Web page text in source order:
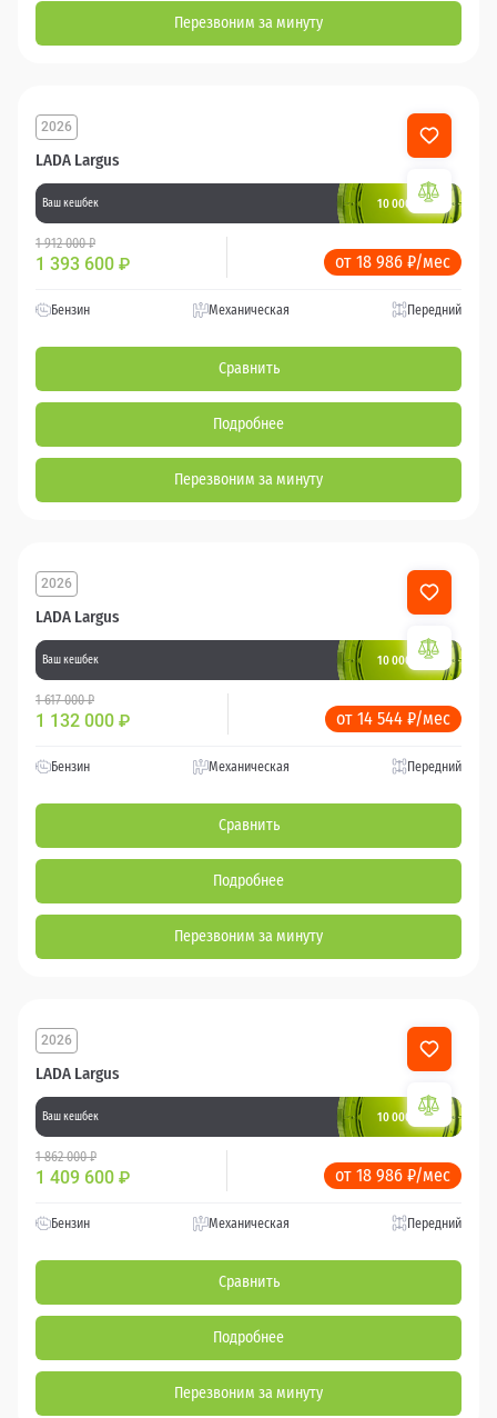
Перезвоним за минуту
LADA Largus
2026
Ваш кешбек 10 000 баллов
1 912 000 ₽
1 393 600 ₽ от 18 986 ₽/мес
Бензин Механическая Передний
Сравнить
Подробнее
Перезвоним за минуту
LADA Largus
2026
Ваш кешбек 10 000 баллов
1 617 000 ₽
1 132 000 ₽ от 14 544 ₽/мес
Бензин Механическая Передний
Сравнить
Подробнее
Перезвоним за минуту
LADA Largus
2026
Ваш кешбек 10 000 баллов
1 862 000 ₽
1 409 600 ₽ от 18 986 ₽/мес
Бензин Механическая Передний
Сравнить
Подробнее
Перезвоним за минуту